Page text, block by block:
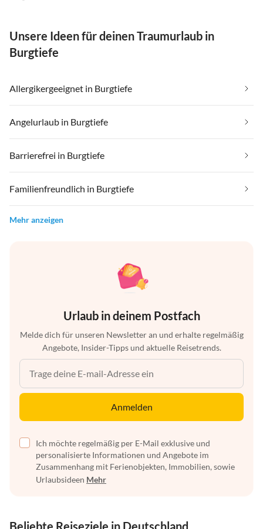
Unsere Ideen für deinen Traumurlaub in
Burgtiefe
Allergikergeeignet in Burgtiefe
Angelurlaub in Burgtiefe
Barrierefrei in Burgtiefe
Familienfreundlich in Burgtiefe
Mehr anzeigen
Urlaub in deinem Postfach
Melde dich für unseren Newsletter an und erhalte regelmäßig
Angebote, Insider-Tipps und aktuelle Reisetrends.
Anmelden
Ich möchte regelmäßig per E-Mail exklusive und
personalisierte Informationen und Angebote im
Zusammenhang mit Ferienobjekten, Immobilien, sowie
Urlaubsideen Mehr
Beliebte Reiseziele in Deutschland